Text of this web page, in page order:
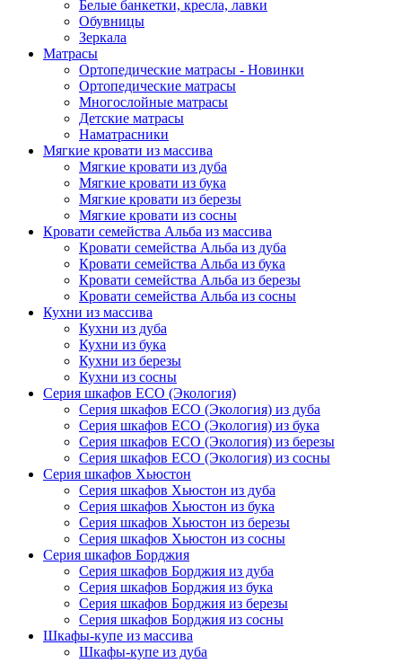
Белые банкетки, кресла, лавки
Обувницы
Зеркала
Матрасы
Ортопедические матрасы - Новинки
Ортопедические матрасы
Многослойные матрасы
Детские матрасы
Наматрасники
Мягкие кровати из массива
Мягкие кровати из дуба
Мягкие кровати из бука
Мягкие кровати из березы
Мягкие кровати из сосны
Кровати семейства Альба из массива
Кровати семейства Альба из дуба
Кровати семейства Альба из бука
Кровати семейства Альба из березы
Кровати семейства Альба из сосны
Кухни из массива
Кухни из дуба
Кухни из бука
Кухни из березы
Кухни из сосны
Серия шкафов ECO (Экология)
Серия шкафов ECO (Экология) из дуба
Серия шкафов ECO (Экология) из бука
Серия шкафов ECO (Экология) из березы
Серия шкафов ECO (Экология) из сосны
Серия шкафов Хьюстон
Серия шкафов Хьюстон из дуба
Серия шкафов Хьюстон из бука
Серия шкафов Хьюстон из березы
Серия шкафов Хьюстон из сосны
Серия шкафов Борджия
Серия шкафов Борджия из дуба
Серия шкафов Борджия из бука
Серия шкафов Борджия из березы
Серия шкафов Борджия из сосны
Шкафы-купе из массива
Шкафы-купе из дуба